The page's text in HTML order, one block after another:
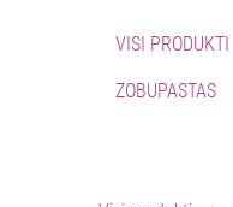
VISI PRODUKTI
ZOBUPASTAS